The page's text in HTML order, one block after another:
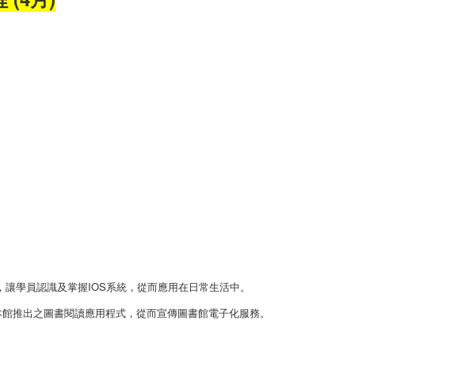
學員認識及掌握IOS系統，從而應用在日常生活中。
出之圖書閱讀應用程式，從而宣傳圖書館電子化服務。